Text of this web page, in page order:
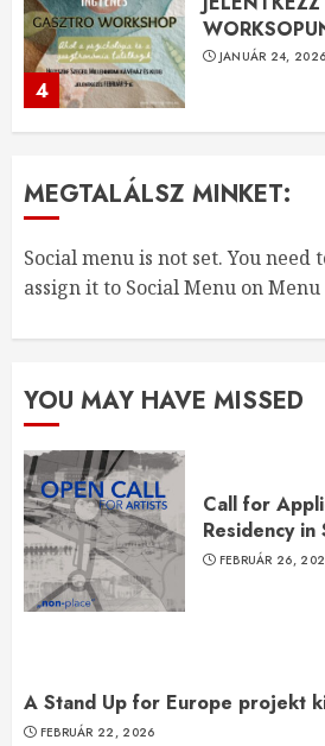
5
Harmadik
Call for
2
kiadványai
JELENTKEZZ
MEGTALÁLSZ MINKET:
Social menu is not set. You need
assign it to Social Menu on
YOU MAY HAVE MISSED
Call for
Residency
FEBRUÁR 26,
A Stand Up for Europe projekt
FEBRUÁR 22, 2026